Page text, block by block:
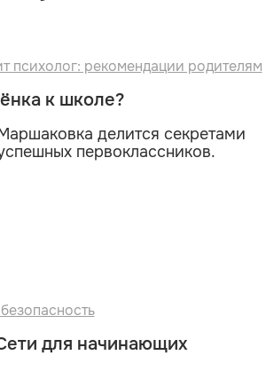
психолог: рекомендации родителям
к школе?
делится секретами
первоклассников.
для начинающих